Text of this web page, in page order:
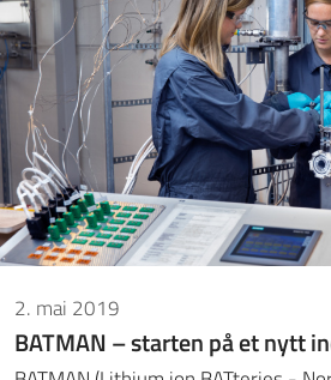
2. mai 2019
BATMAN – starten på et nytt